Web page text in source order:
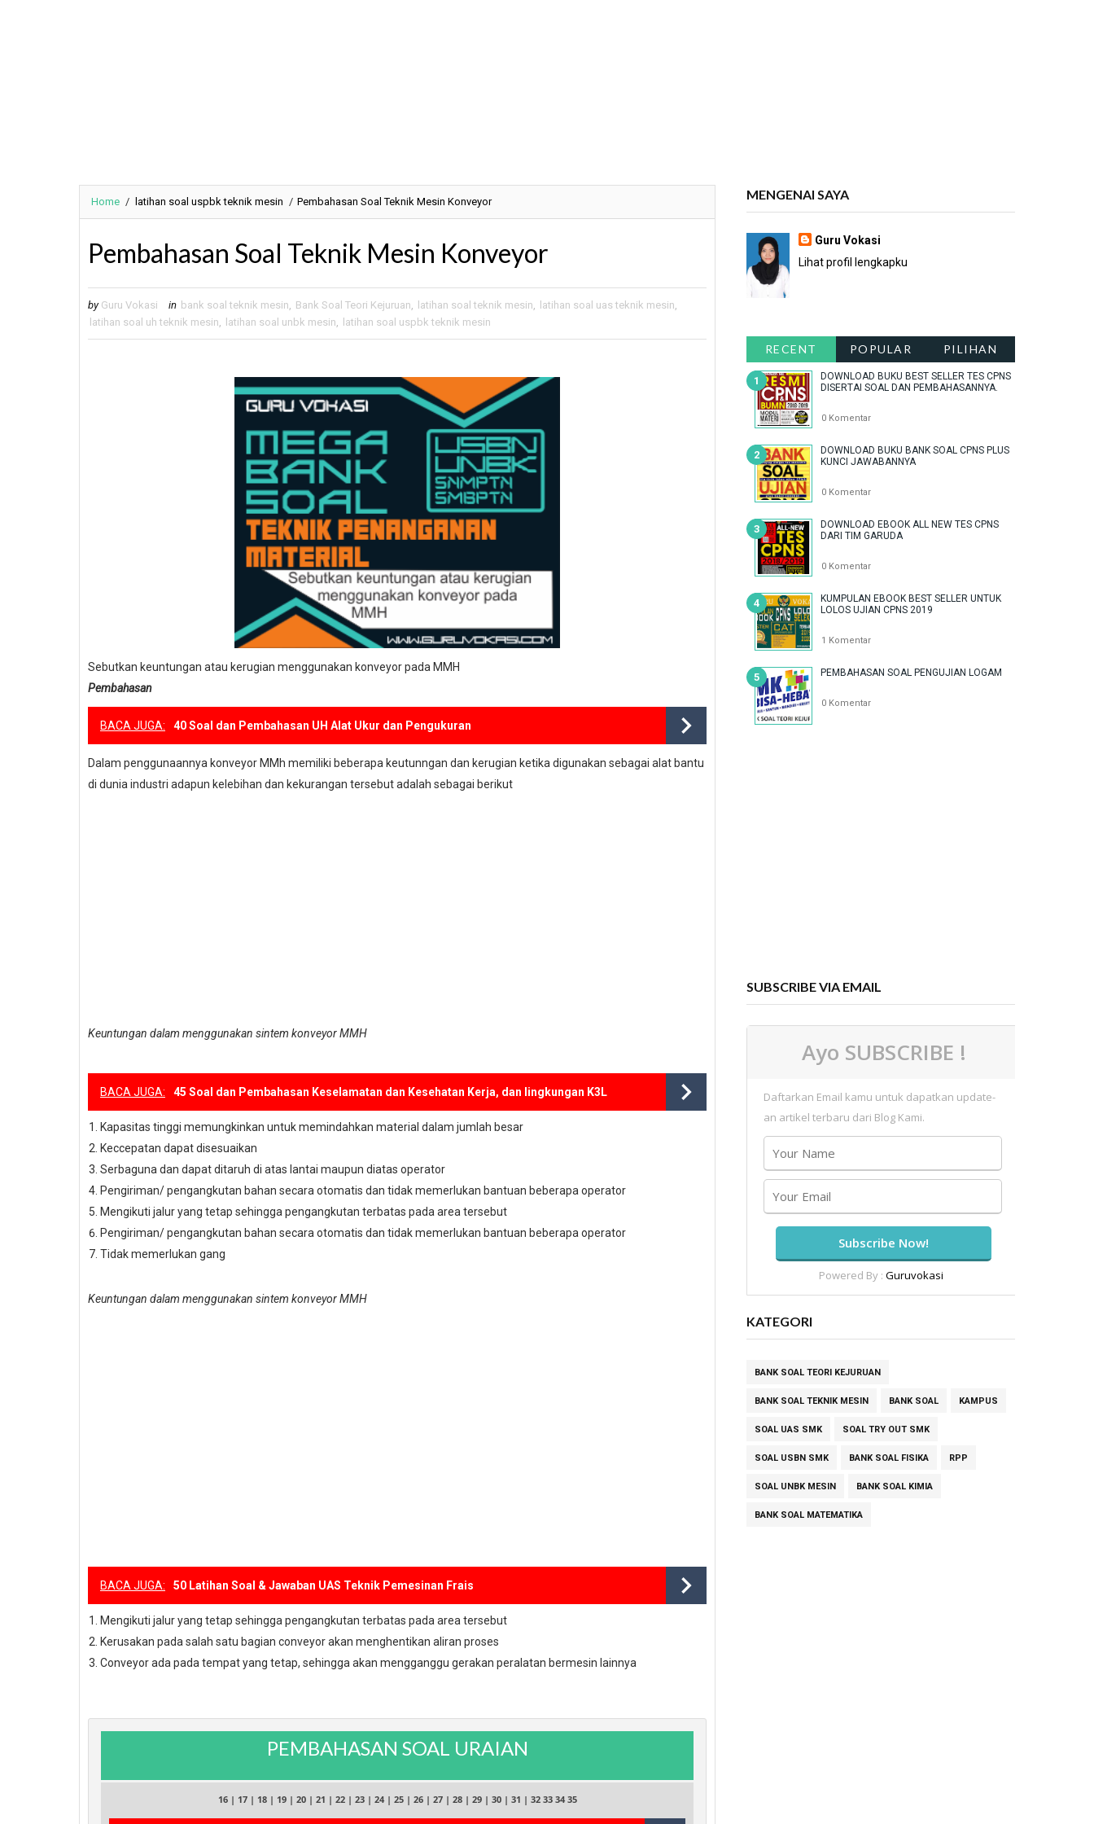
Home / latihan soal uspbk teknik mesin / Pembahasan Soal Teknik Mesin Konveyor
Pembahasan Soal Teknik Mesin Konveyor
by Guru Vokasi in bank soal teknik mesin, Bank Soal Teori Kejuruan, latihan soal teknik mesin, latihan soal uas teknik mesin,
latihan soal uh teknik mesin, latihan soal unbk mesin, latihan soal uspbk teknik mesin
Sebutkan keuntungan atau kerugian menggunakan konveyor pada MMH
Pembahasan
BACA JUGA: 40 Soal dan Pembahasan UH Alat Ukur dan Pengukuran
Dalam penggunaannya konveyor MMh memiliki beberapa keutunngan dan kerugian ketika digunakan sebagai alat bantu
di dunia industri adapun kelebihan dan kekurangan tersebut adalah sebagai berikut
Keuntungan dalam menggunakan sintem konveyor MMH
BACA JUGA: 45 Soal dan Pembahasan Keselamatan dan Kesehatan Kerja, dan lingkungan K3L
Kapasitas tinggi memungkinkan untuk memindahkan material dalam jumlah besar
Keccepatan dapat disesuaikan
Serbaguna dan dapat ditaruh di atas lantai maupun diatas operator
Pengiriman/ pengangkutan bahan secara otomatis dan tidak memerlukan bantuan beberapa operator
Mengikuti jalur yang tetap sehingga pengangkutan terbatas pada area tersebut
Pengiriman/ pengangkutan bahan secara otomatis dan tidak memerlukan bantuan beberapa operator
Tidak memerlukan gang
Keuntungan dalam menggunakan sintem konveyor MMH
BACA JUGA: 50 Latihan Soal & Jawaban UAS Teknik Pemesinan Frais
Mengikuti jalur yang tetap sehingga pengangkutan terbatas pada area tersebut
Kerusakan pada salah satu bagian conveyor akan menghentikan aliran proses
Conveyor ada pada tempat yang tetap, sehingga akan mengganggu gerakan peralatan bermesin lainnya
PEMBAHASAN SOAL URAIAN
16| 17| 18| 19| 20| 21 | 22| 23| 24| 25| 26| 27| 28| 29| 30| 31 | 32 33 34 35
MENGENAI SAYA
Guru Vokasi
Lihat profil lengkapku
RECENT POPULAR PILIHAN
DOWNLOAD BUKU BEST SELLER TES CPNS
DISERTAI SOAL DAN PEMBAHASANNYA.
0 Komentar
DOWNLOAD BUKU BANK SOAL CPNS PLUS
KUNCI JAWABANNYA
0 Komentar
DOWNLOAD EBOOK ALL NEW TES CPNS
DARI TIM GARUDA
0 Komentar
KUMPULAN EBOOK BEST SELLER UNTUK
LOLOS UJIAN CPNS 2019
1 Komentar
PEMBAHASAN SOAL PENGUJIAN LOGAM
0 Komentar
SUBSCRIBE VIA EMAIL
Ayo SUBSCRIBE !
Daftarkan Email kamu untuk dapatkan update-
an artikel terbaru dari Blog Kami.
Powered By : Guruvokasi
KATEGORI
BANK SOAL TEORI KEJURUAN
BANK SOAL TEKNIK MESIN BANK SOAL KAMPUS
SOAL UAS SMK SOAL TRY OUT SMK
SOAL USBN SMK BANK SOAL FISIKA RPP
SOAL UNBK MESIN BANK SOAL KIMIA
BANK SOAL MATEMATIKA